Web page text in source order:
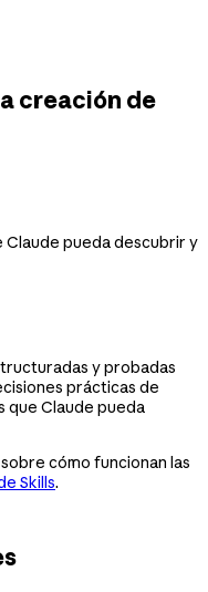
creación de
Claude pueda descubrir y
y probadas
prácticas de
que Claude pueda
cómo funcionan las
Skills.